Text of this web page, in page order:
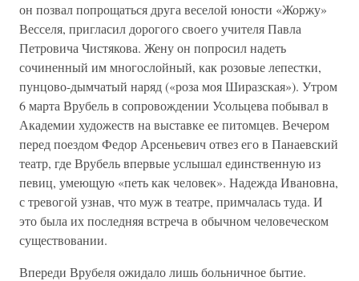
он позвал попрощаться друга веселой юности «Жоржу»
Весселя, пригласил дорогого своего учителя Павла
Петровича Чистякова. Жену он попросил надеть
сочиненный им многослойный, как розовые лепестки,
пунцово-дымчатый наряд («роза моя Ширазская»). Утром
6 марта Врубель в сопровождении Усольцева побывал в
Академии художеств на выставке ее питомцев. Вечером
перед поездом Федор Арсеньевич отвез его в Панаевский
театр, где Врубель впервые услышал единственную из
певиц, умеющую «петь как человек». Надежда Ивановна,
с тревогой узнав, что муж в театре, примчалась туда. И
это была их последняя встреча в обычном человеческом
существовании.
Впереди Врубеля ожидало лишь больничное бытие.